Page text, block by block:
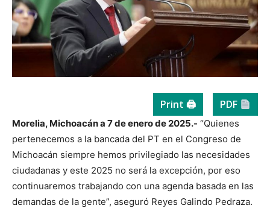
Print 🖨 PDF
Morelia, Michoacán a 7 de enero de 2025.- “Quienes
pertenecemos a la bancada del PT en el Congreso de
Michoacán siempre hemos privilegiado las necesidades
ciudadanas y este 2025 no será la excepción, por eso
continuaremos trabajando con una agenda basada en las
demandas de la gente”, aseguró Reyes Galindo Pedraza.